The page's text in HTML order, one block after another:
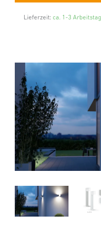
Lieferzeit: ca. 1-3